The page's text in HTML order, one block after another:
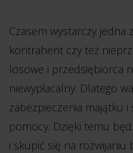
Czasem wystarczy jedna
kontrahent czy też
losowe i przedsiębiorca
niewypłacalny. Dlatego
zabezpieczenia majątku
pomocy. Dzięki temu
i skupić się na rozwijaniu